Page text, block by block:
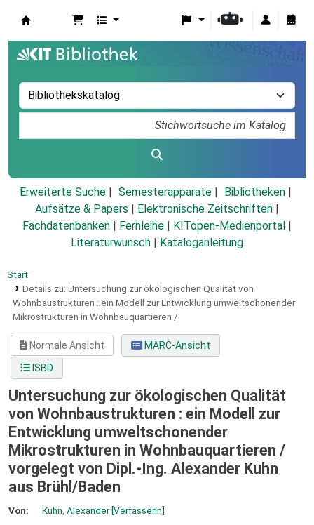
Erweiterte Suche Semesterapparate
Bibliotheken
Aufsätze & Papers
Elektronische Zeitschriften
Fachdatenbanken
Fernleihe KITopen-Medienportal
Literaturwunsch
Kataloganleitung
Start
Details zu: Untersuchung zur ökologischen Qualität von
Wohnbaustrukturen : ein Modell zur Entwicklung umweltschonender
Mikrostrukturen in Wohnbauquartieren /
Normale Ansicht
MARC-Ansicht
ISBD
Untersuchung zur ökologischen Qualität
von Wohnbaustrukturen : ein Modell zur
Entwicklung umweltschonender
Mikrostrukturen in Wohnbauquartieren /
vorgelegt von Dipl.-Ing. Alexander Kuhn
aus Brühl/Baden
Von: Kuhn, Alexander[VerfasserIn]